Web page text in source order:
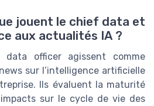
jouent le chief data et
aux actualités IA ?
officer agissent comme
sur l’intelligence artificielle
Ils évaluent la maturité
sur le cycle de vie des